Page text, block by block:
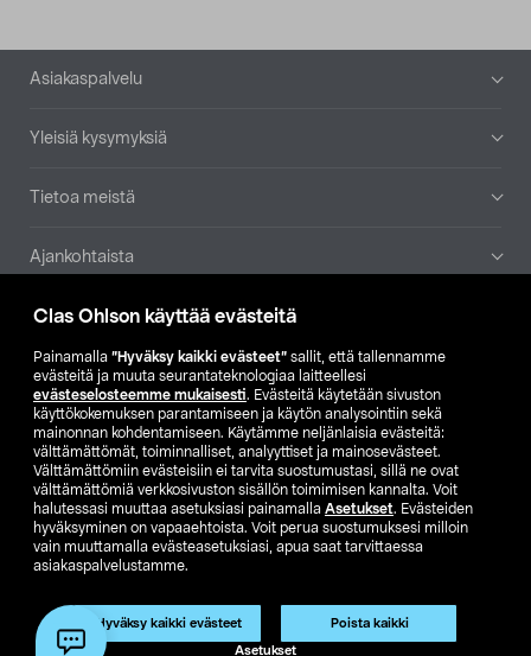
Clas Ohlson käyttää evästeitä
Painamalla ”Hyväksy kaikki evästeet” sallit, että tallennamme
evästeitä ja muuta seurantateknologiaa laitteellesi
evästeselosteemme mukaisesti. Evästeitä käytetään sivuston
käyttökokemuksen parantamiseen ja käytön analysointiin sekä
mainonnan kohdentamiseen. Käytämme neljänlaisia evästeitä:
välttämättömät, toiminnalliset, analyyttiset ja mainosevästeet.
Välttämättömiin evästeisiin ei tarvita suostumustasi, sillä ne ovat
välttämättömiä verkkosivuston sisällön toimimisen kannalta. Voit
halutessasi muuttaa asetuksiasi painamalla Asetukset. Evästeiden
hyväksyminen on vapaaehtoista. Voit perua suostumuksesi milloin
vain muuttamalla evästeasetuksiasi, apua saat tarvittaessa
asiakaspalvelustamme.
Hyväksy kaikki evästeet Poista kaikki
Asetukset
Alatunniste
Asiakaspalvelu
Yleisiä kysymyksiä
Tietoa meistä
Ajankohtaista
Muut yrityksemme
Etsi myymälä
SE NO FI
FI SV
Club Clas Ostoehdot
Tietosuojaseloste